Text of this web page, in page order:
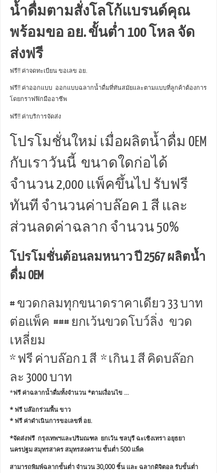
น้ำดื่มตามสั่งโลโก้แบรนด์คุณ
พร้อมขอ อย. ขั้นต่ำ 100 โหล จัด
ส่งฟรี
ฟรี!! ค่าจดทะเบียน ขอเลข อย.
ฟรี!! ค่าออกแบบ ออกแบบฉลากน้ำดื่มที่ทันสมัยและตามแบบที่ลูกค้าต้องการ
โดยกราฟฟิกมืออาชีพ
ฟรี!! ค่าบริการจัดส่ง
โปรโมชั่นใหม่ เมื่อผลิตน้ำดื่ม OEM
กับเราวันนี้ ขนาดใดก่อได้
จำนวน 2,000 แพ็คขึ้นไป รับฟรี
ทันที จำนวนค่าบล๊อค 1 สี และ
ส่วนลดค่าฉลาก จำนวน 50%
โปรโมชั่นต้อนลมหนาว ปี 2567 ผลิตน้ำ
ดื่ม OEM
# ขวดกลมทุกขนาดราคาเดียว 33 บาท
ต่อแพ็ค ### ยกเว้นขวดโบว์ลิ่ง ขวด
เหลี่ยม
* ฟรี ค่าบล๊อก 1 สี * เกิน 1 สี คิดบล๊อก
ละ 3000 บาท
*ฟรี ค่าฉลากน้ำดื่มทั้งจำนวน *ตามเงื่อนไข …
* ฟรี บล๊อกร่วมพื้น ขาว
* ฟรี ค่าดำเนินการขอเลขที่ อย.
*จัดส่งฟรี กรุงเทพฯและปริมณฑล ยกเว้น ชลบุรี ฉะเชิงเทรา อยุธยา
นครปฐม สมุทรสาคร สมุทรสงคราม ขั้นต่ำ 500 แพ็ค
สามารถพิมพ์ฉลากขั้นต่ำ จำนวน 30,000 ชิ้น และ ฉลากดิจิตอล รับขั้นต่ำ